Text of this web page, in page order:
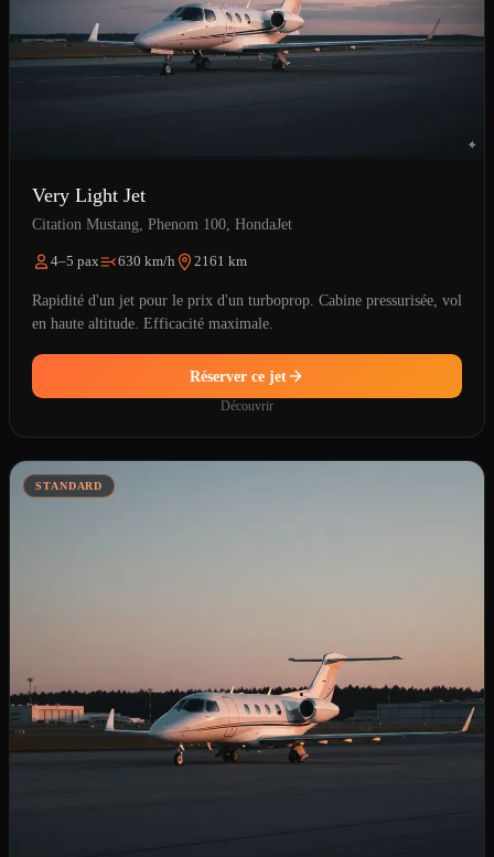
Very Light Jet
Citation Mustang, Phenom 100, HondaJet
4–5 pax 630 km/h 2161 km
Rapidité d'un jet pour le prix d'un turboprop. Cabine pressurisée, vol
en haute altitude. Efficacité maximale.
Réserver ce jet
Découvrir
STANDARD